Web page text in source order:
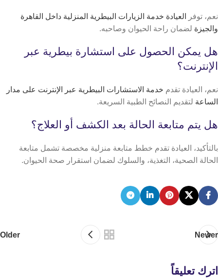
نعم، توفر
العيادة خدمة الزيارات البيطرية المنزلية داخل القاهرة
والجيزة لضمان راحة الحيوان وصاحبه.
هل يمكن الحصول على استشارة بيطرية عبر
الإنترنت؟
نعم، العيادة تقدم خدمة الاستشارات البيطرية عبر الإنترنت على مدار
الساعة لتقديم النصائح الطبية السريعة.
هل يتم متابعة الحالة بعد الكشف أو العلاج؟
بالتأكيد، العيادة تقدم خطط متابعة منزلية مخصصة تشمل متابعة
الحالة الصحية، التغذية، والسلوك لضمان استقرار صحة الحيوان.
Newer
Older
اترك تعليقاً